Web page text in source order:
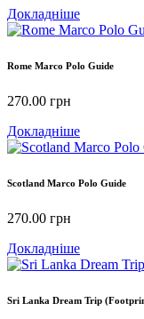
Докладніше
Rome Marco Polo Guide
270.00 грн
Докладніше
Scotland Marco Polo Guide
270.00 грн
Докладніше
Sri Lanka Dream Trip